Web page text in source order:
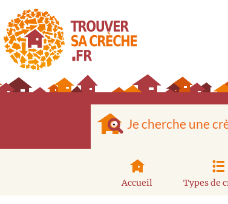
Je cherche une
Accueil Types de